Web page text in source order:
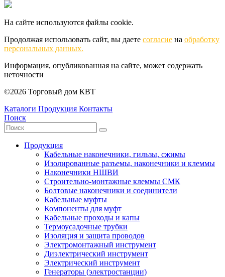
На сайте используются файлы cookie.
Продолжая использовать сайт, вы даете согласие на обработку
персональных данных.
Информация, опубликованная на сайте, может содержать
неточности
©2026 Торговый дом КВТ
Каталоги Продукция Контакты
Поиск
Продукция
Кабельные наконечники, гильзы, сжимы
Изолированные разъемы, наконечники и клеммы
Наконечники НШВИ
Строительно-монтажные клеммы СМК
Болтовые наконечники и соединители
Кабельные муфты
Компоненты для муфт
Кабельные проходы и капы
Термоусадочные трубки
Изоляция и защита проводов
Электромонтажный инструмент
Диэлектрический инструмент
Электрический инструмент
Генераторы (электростанции)